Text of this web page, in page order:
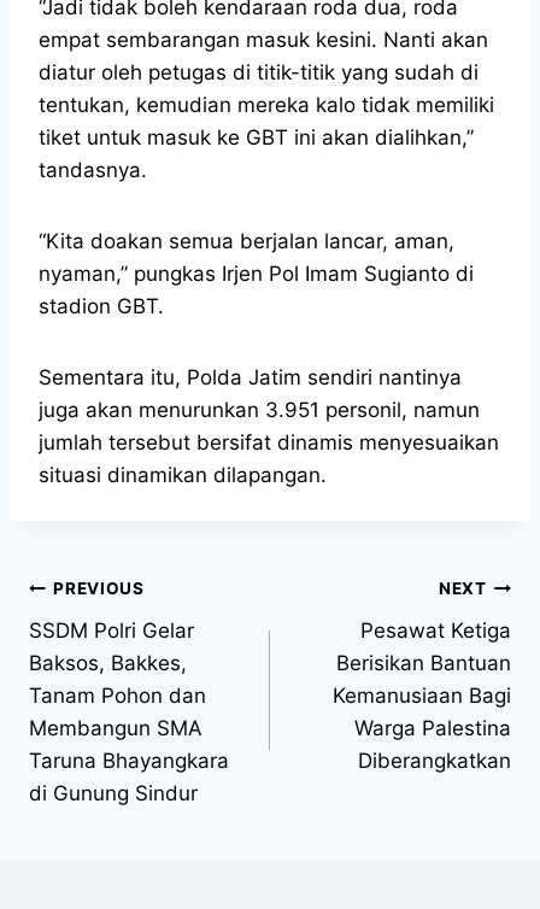
“Jadi tidak boleh kendaraan roda dua, roda
empat sembarangan masuk kesini. Nanti akan
diatur oleh petugas di titik-titik yang sudah di
tentukan, kemudian mereka kalo tidak memiliki
tiket untuk masuk ke GBT ini akan dialihkan,”
tandasnya.
“Kita doakan semua berjalan lancar, aman,
nyaman,” pungkas Irjen Pol Imam Sugianto di
stadion GBT.
Sementara itu, Polda Jatim sendiri nantinya
juga akan menurunkan 3.951 personil, namun
jumlah tersebut bersifat dinamis menyesuaikan
situasi dinamikan dilapangan.
PREVIOUS
SSDM Polri Gelar
Baksos, Bakkes,
Tanam Pohon dan
Membangun SMA
Taruna Bhayangkara
di Gunung Sindur
NEXT
Pesawat Ketiga
Berisikan Bantuan
Kemanusiaan Bagi
Warga Palestina
Diberangkatkan